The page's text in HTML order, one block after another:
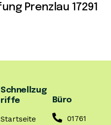
Prenzlau 17291
Schnellzug
riffe
Startseite
Büro
01761